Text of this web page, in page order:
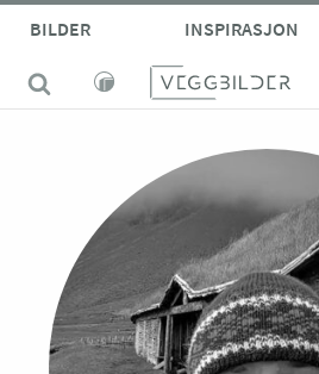
BILDER INSPIRASJON